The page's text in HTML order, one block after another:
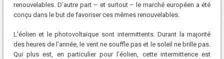
renouvelables. D’autre part – et surtout – le marché européen a été
conçu dans le but de favoriser ces mêmes renouvelables.
L’éolien et le photovoltaïque sont intermittents. Durant la majorité
des heures de l’année, le vent ne souffle pas et le soleil ne brille pas.
Qui plus est, en particulier pour l’éolien, cette intermittence est